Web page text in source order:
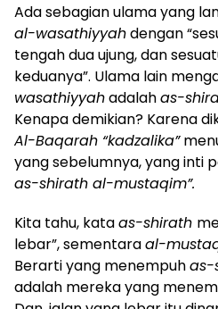
Ada sebagian ulama yang
al-wasathiyyahdengan
tengah dua ujung, dan
keduanya”. Ulama lain
wasathiyyahadalahas-
Kenapa demikian? Karena
Al-Baqarah “kadzalika”
yang sebelumnya, yang inti
as-shirath al-mustaqim”.
Kita tahu, kataas-shirath
lebar”, sementaraal-
Berarti yang menempuhas-
adalah mereka yang